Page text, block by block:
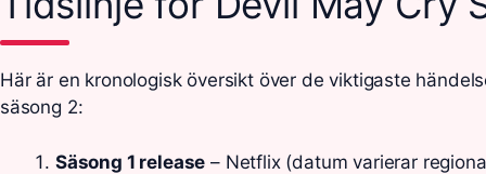
Här är en kronologisk översikt över de viktigaste
säsong 2:
Säsong 1 release – Netflix (datum varierar